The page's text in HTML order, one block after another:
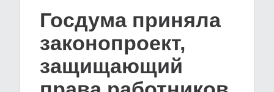
Госдума приняла
законопроект,
защищающий